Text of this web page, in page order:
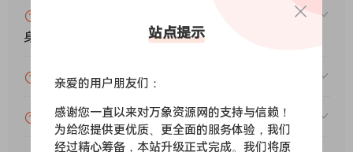
赞助包月VIP（或包年VIP）后能升级包年（或终
身VIP）吗？
为什么付款了未开通VIP会员？
账号可以分享或者借给别人用吗？
站点提示
亲爱的用户朋友们：
感谢您一直以来对万象资源网的支持与信赖！
为给您提供更优质、更全面的服务体验，我们
经过精心筹备，本站升级正式完成。我们将原